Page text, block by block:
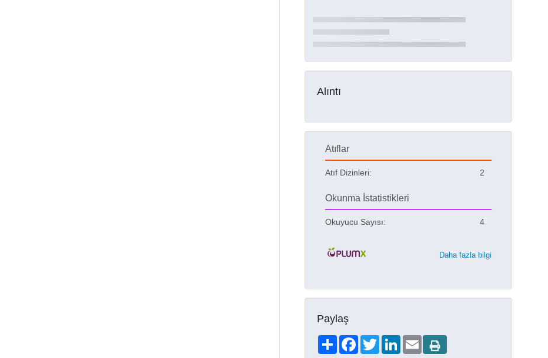
Alıntı
Atıflar
Atıf Dizinleri: 2
Okunma İstatistikleri
Okuyucu Sayısı: 4
Daha fazla bilgi
Paylaş
ShareFacebookTwitterLinkedIn
Email